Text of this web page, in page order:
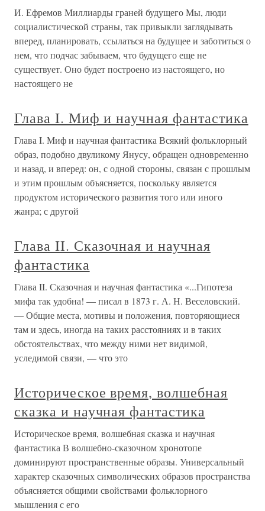
И. Ефремов Миллиарды граней будущего Мы, люди
социалистической страны, так привыкли заглядывать
вперед, планировать, ссылаться на будущее и заботиться о
нем, что подчас забываем, что будущего еще не
существует. Оно будет построено из настоящего, но
настоящего не
Глава I. Миф и научная фантастика
Глава I. Миф и научная фантастика Всякий фольклорный
образ, подобно двуликому Янусу, обращен одновременно
и назад, и вперед: он, с одной стороны, связан с прошлым
и этим прошлым объясняется, поскольку является
продуктом исторического развития того или иного
жанра; с другой
Глава II. Сказочная и научная
фантастика
Глава II. Сказочная и научная фантастика «...Гипотеза
мифа так удобна! — писал в 1873 г. А. Н. Веселовский.
— Общие места, мотивы и положения, повторяющиеся
там и здесь, иногда на таких расстояниях и в таких
обстоятельствах, что между ними нет видимой,
уследимой связи, — что это
Историческое время, волшебная
сказка и научная фантастика
Историческое время, волшебная сказка и научная
фантастика В волшебно-сказочном хронотопе
доминируют пространственные образы. Универсальный
характер сказочных символических образов пространства
объясняется общими свойствами фольклорного
мышления с его